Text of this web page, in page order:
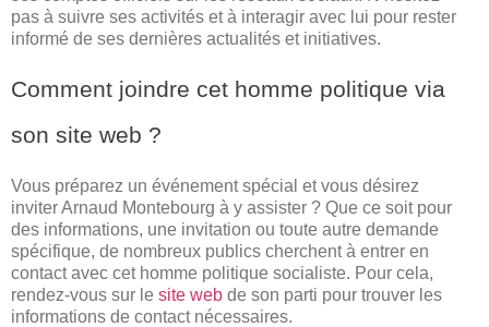
pas à suivre ses activités et à interagir avec lui pour rester
informé de ses dernières actualités et initiatives.
Comment joindre cet homme politique via
son site web ?
Vous préparez un événement spécial et vous désirez
inviter Arnaud Montebourg à y assister ? Que ce soit pour
des informations, une invitation ou toute autre demande
spécifique, de nombreux publics cherchent à entrer en
contact avec cet homme politique socialiste. Pour cela,
rendez-vous sur le site web de son parti pour trouver les
informations de contact nécessaires.